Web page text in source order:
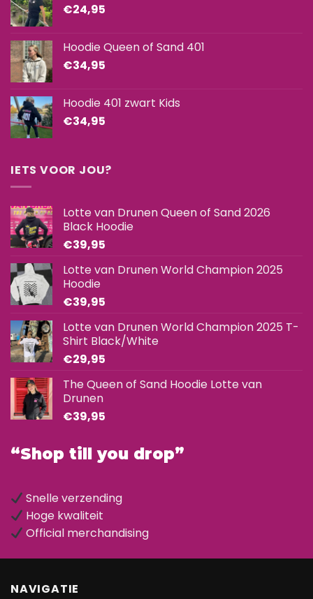
€24,95
Hoodie Queen of Sand 401
€34,95
Hoodie 401 zwart Kids
€34,95
IETS VOOR JOU?
Lotte van Drunen Queen of Sand 2026
Black Hoodie
€39,95
Lotte van Drunen World Champion 2025
Hoodie
€39,95
Lotte van Drunen World Champion 2025 T-
Shirt Black/White
€29,95
The Queen of Sand Hoodie Lotte van
Drunen
€39,95
“Shop till you drop”
Snelle verzending
Hoge kwaliteit
Official merchandising
NAVIGATIE